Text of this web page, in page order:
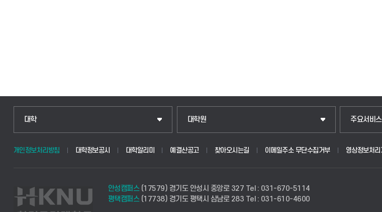
대학
인문융합공공인재학부
법경영학부
식물자원조경학부
대학원
일반대학원
산업대학원
경영대학원
주요서비스
입학안내
웹메일
개인정보처리방침 대학정보공시 대학알리미 예결산공고 찾아오시는길 이메일주소 무단수집거부 영상정보처
안성캠퍼스(17579) 경기도 안성시 중앙로 327 Tel : 031-670-5114
평택캠퍼스(17738) 경기도 평택시 삼남로 283 Tel : 031-610-4600